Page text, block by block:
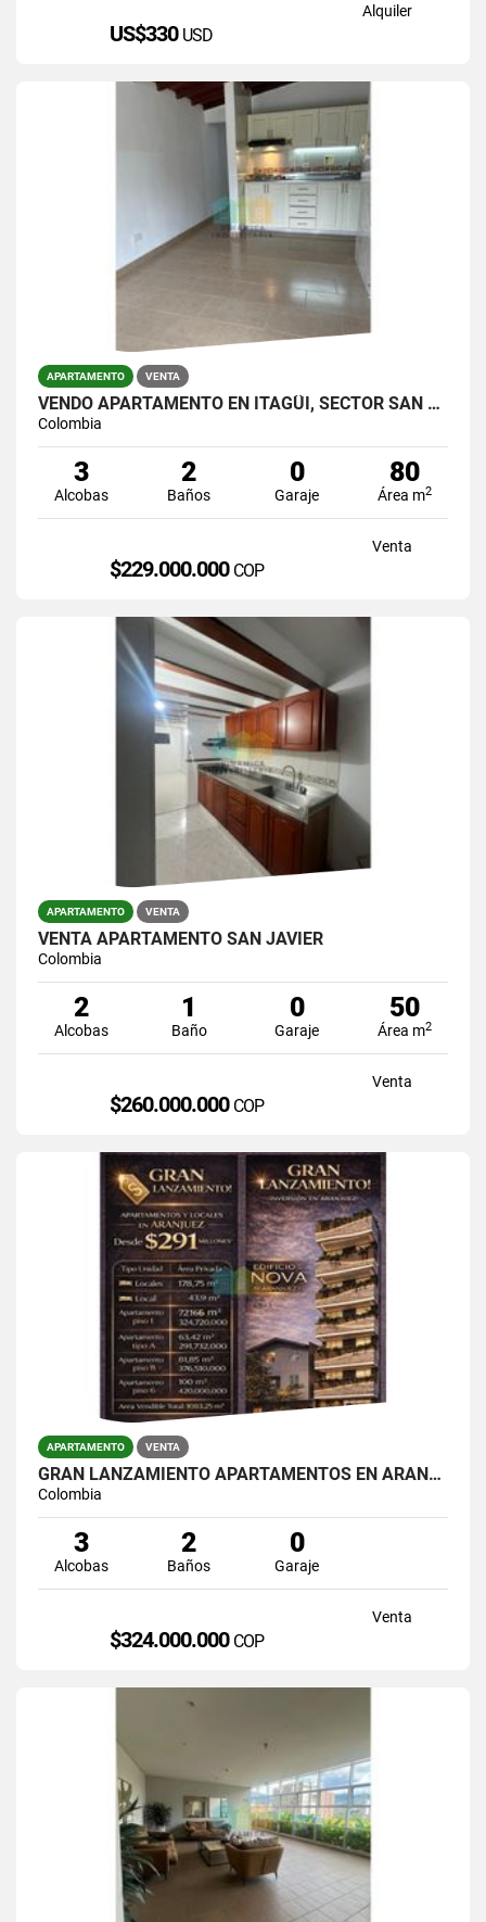
Alquiler
US$330 USD
APARTAMENTO VENTA
VENDO APARTAMENTO EN ITAGÜI, SECTOR SAN GABRIEL
Colombia
3
Alcobas
2
Baños
0
Garaje
80
Área m2
Venta
$229.000.000 COP
APARTAMENTO VENTA
VENTA APARTAMENTO SAN JAVIER
Colombia
2
Alcobas
1
Baño
0
Garaje
50
Área m2
Venta
$260.000.000 COP
APARTAMENTO VENTA
GRAN LANZAMIENTO APARTAMENTOS EN ARANJUEZ ( PROYECTO )
Colombia
3
Alcobas
2
Baños
0
Garaje
Venta
$324.000.000 COP